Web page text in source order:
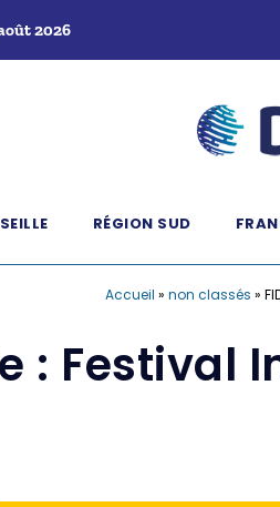
2026
RÉGION SUD
Accueil » non classés »
: Festival